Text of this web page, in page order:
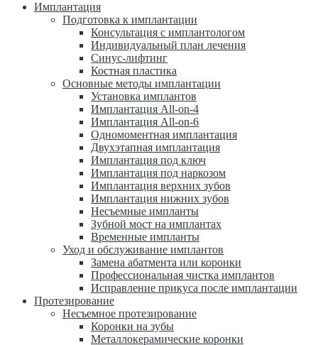
Имплантация
Подготовка к имплантации
Консультация с имплантологом
Индивидуальный план лечения
Синус-лифтинг
Костная пластика
Основные методы имплантации
Установка имплантов
Имплантация All-on-4
Имплантация All-on-6
Одномоментная имплантация
Двухэтапная имплантация
Имплантация под ключ
Имплантация под наркозом
Имплантация верхних зубов
Имплантация нижних зубов
Несъемные импланты
Зубной мост на имплантах
Временные импланты
Уход и обслуживание имплантов
Замена абатмента или коронки
Профессиональная чистка имплантов
Исправление прикуса после имплантации
Протезирование
Несъемное протезирование
Коронки на зубы
Металлокерамические коронки